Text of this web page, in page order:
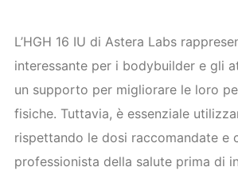
L’HGH 16 IU di Astera Labs
interessante per i bodybuilder e gli
un supporto per migliorare le loro
fisiche. Tuttavia, è essenziale
rispettando le dosi raccomandate e
professionista della salute prima di